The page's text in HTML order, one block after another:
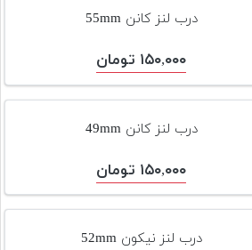
درب لنز کانن 55mm
۱۵۰,۰۰۰ تومان
درب لنز کانن 49mm
۱۵۰,۰۰۰ تومان
درب لنز نیکون 52mm